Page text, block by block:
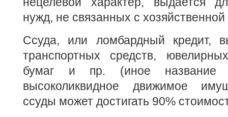
нужд, не связанных с
Ссуда, или ломбардный кредит,
транспортных средств,
бумаг и пр. (иное название
высоколиквидное движимое
ссуды может достигать 90%